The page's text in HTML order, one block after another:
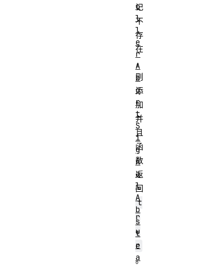
记
不
存
在
，
则
添
加
并
且
函
数
返
回
t
r
u
e
。
o
l
l
e
r
A
b
o
r
t
S
i
g
n
a
l
A
b
s
t
r
a